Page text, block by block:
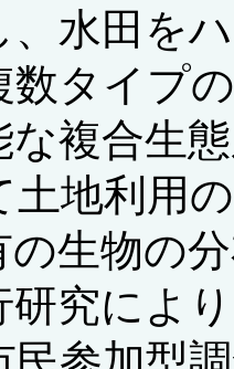
、水田を
数タイプ
な複合生
土地利用
の生物の
研究によ